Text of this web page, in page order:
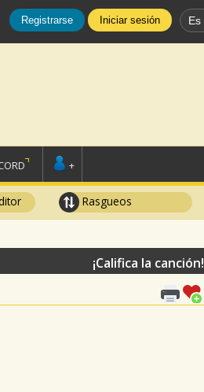
Registrarse Iniciar sesión Es
+
Rasgueos
¡Califica la canción!